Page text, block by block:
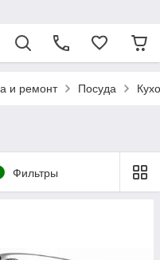
и ремонт Посуда
Фильтры